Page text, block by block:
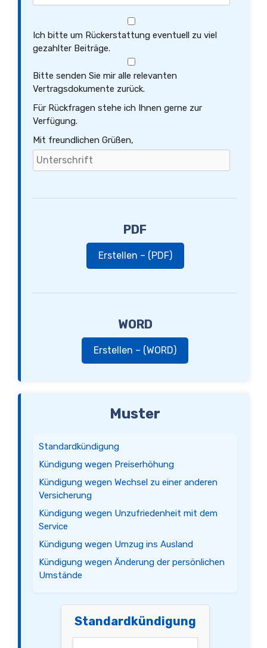
Ich bitte um Rückerstattung eventuell zu viel
gezahlter Beiträge.
Bitte senden Sie mir alle relevanten
Vertragsdokumente zurück.
Für Rückfragen stehe ich Ihnen gerne zur
Verfügung.
Mit freundlichen Grüßen,
PDF
Erstellen – (PDF)
WORD
Erstellen – (WORD)
Muster
Standardkündigung
Kündigung wegen Preiserhöhung
Kündigung wegen Wechsel zu einer anderen
Versicherung
Kündigung wegen Unzufriedenheit mit dem
Service
Kündigung wegen Umzug ins Ausland
Kündigung wegen Änderung der persönlichen
Umstände
Standardkündigung